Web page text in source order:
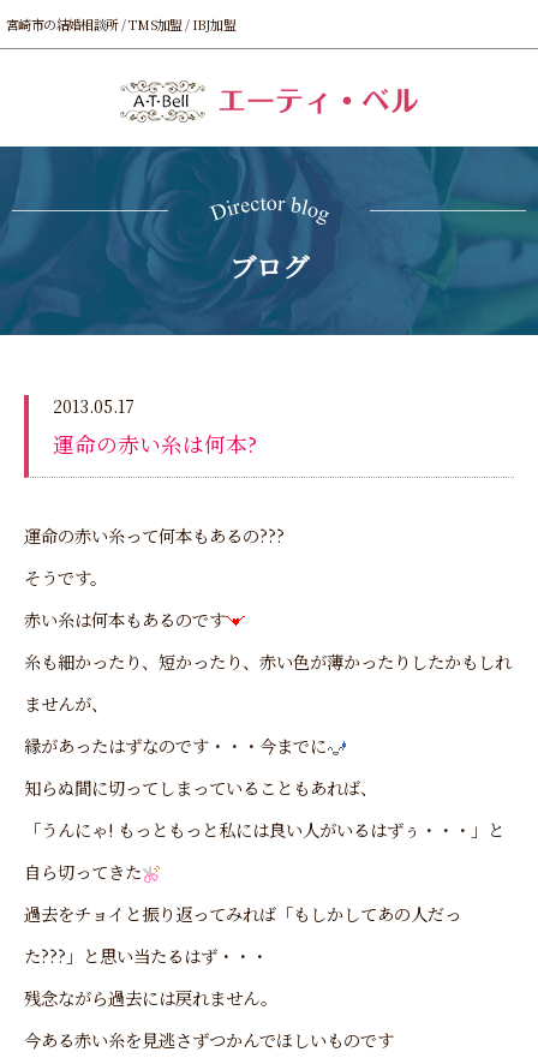
宮崎市の結婚相談所 / TMS加盟 / IBJ加盟
ブログ
2013.05.17
運命の赤い糸は何本?
運命の赤い糸って何本もあるの???
そうです。
赤い糸は何本もあるのです
糸も細かったり、短かったり、赤い色が薄かったりしたかもしれ
ませんが、
縁があったはずなのです・・・今までに
知らぬ間に切ってしまっていることもあれば、
「うんにゃ! もっともっと私には良い人がいるはずぅ・・・」と
自ら切ってきた
過去をチョイと振り返ってみれば「もしかしてあの人だっ
た???」と思い当たるはず・・・
残念ながら過去には戻れません。
今ある赤い糸を見逃さずつかんでほしいものです